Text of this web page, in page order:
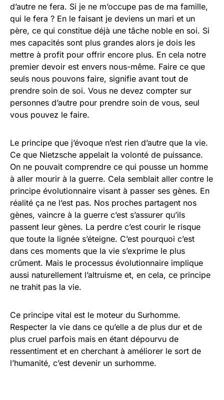
d’autre ne fera. Si je ne m’occupe pas de ma famille,
qui le fera ? En le faisant je deviens un mari et un
père, ce qui constitue déjà une tâche noble en soi. Si
mes capacités sont plus grandes alors je dois les
mettre à profit pour offrir encore plus. En cela notre
premier devoir est envers nous-même. Faire ce que
seuls nous pouvons faire, signifie avant tout de
prendre soin de soi. Vous ne devez compter sur
personnes d’autre pour prendre soin de vous, seul
vous pouvez le faire.
Le principe que j’évoque n’est rien d’autre que la vie.
Ce que Nietzsche appelait la volonté de puissance.
On ne pouvait comprendre ce qui pousse un homme
à aller mourir à la guerre. Cela semblait aller contre le
principe évolutionnaire visant à passer ses gènes. En
réalité ça ne l’est pas. Nos proches partagent nos
gènes, vaincre à la guerre c’est s’assurer qu’ils
passent leur gènes. La perdre c’est courir le risque
que toute la lignée s’éteigne. C’est pourquoi c’est
dans ces moments que la vie s’exprime le plus
crûment. Mais le processus évolutionnaire implique
aussi naturellement l’altruisme et, en cela, ce principe
ne trahit pas la vie.
Ce principe vital est le moteur du Surhomme.
Respecter la vie dans ce qu’elle a de plus dur et de
plus cruel parfois mais en étant dépourvu de
ressentiment et en cherchant à améliorer le sort de
l’humanité, c’est devenir un surhomme.